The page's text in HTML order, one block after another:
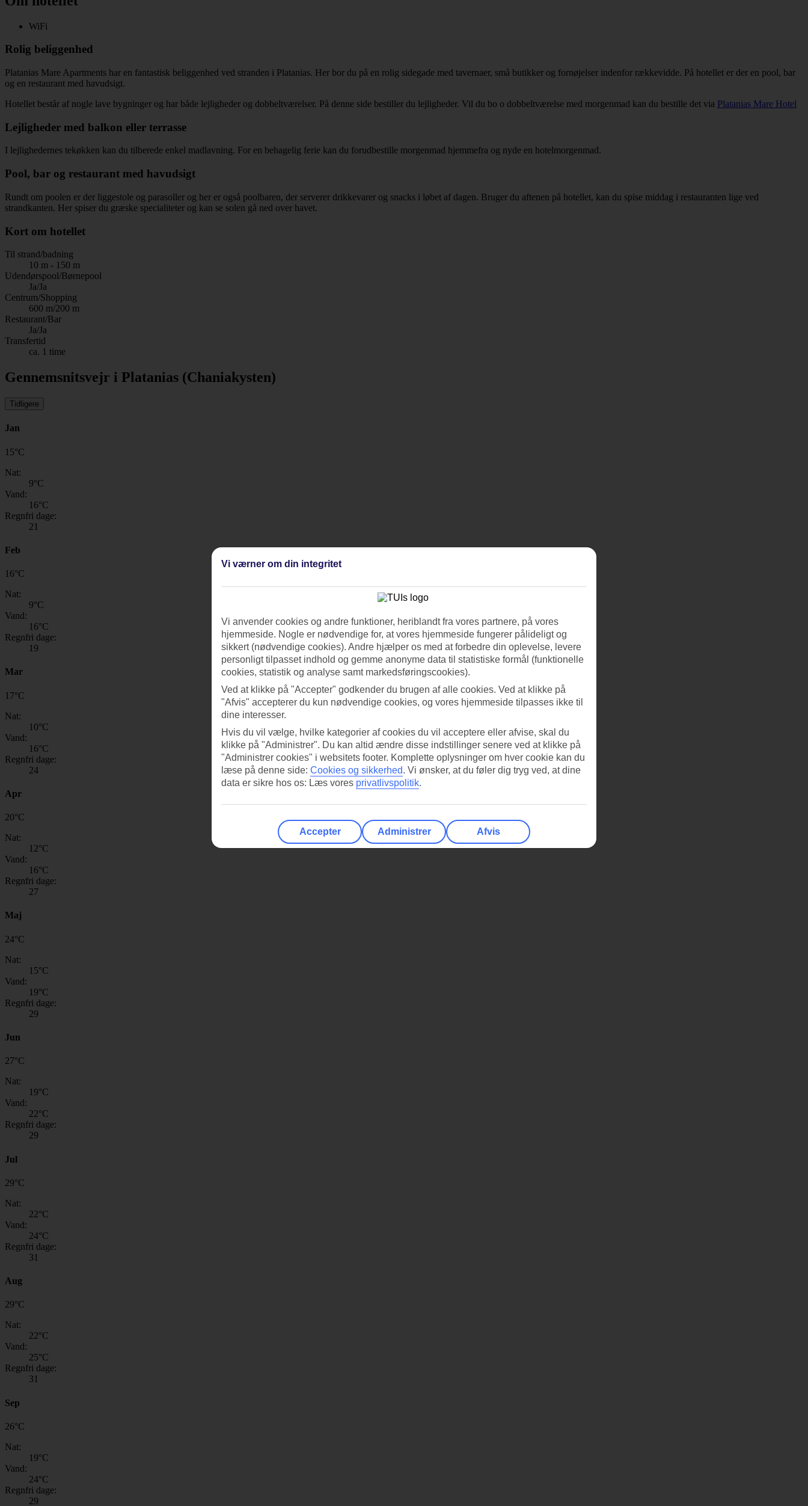
WiFi
Rolig beliggenhed
Platanias Mare Apartments har en fantastisk beliggenhed ved stranden i Platanias. Her bor du på en rolig sidegade med tavernaer, små butikker og fornøjelser indenfor rækkevidde. På hotellet er der en pool, bar
og en restaurant med havudsigt.
Hotellet består af nogle lave bygninger og har både lejligheder og dobbeltværelser. På denne side bestiller du lejligheder. Vil du bo o dobbeltværelse med morgenmad kan du bestille det via Platanias Mare Hotel
Lejligheder med balkon eller terrasse
I lejlighedernes tekøkken kan du tilberede enkel madlavning. For en behagelig ferie kan du forudbestille morgenmad hjemmefra og nyde en hotelmorgenmad.
Pool, bar og restaurant med havudsigt
Rundt om poolen er der liggestole og parasoller og her er også poolbaren, der serverer drikkevarer og snacks i løbet af dagen. Bruger du aftenen på hotellet, kan du spise middag i restauranten lige ved
strandkanten. Her spiser du græske specialiteter og kan se solen gå ned over havet.
Kort om hotellet
Til strand/badning
10 m - 150 m
Udendørspool/Børnepool
Ja/Ja
Centrum/Shopping
600 m/200 m
Restaurant/Bar
Ja/Ja
Transfertid
ca. 1 time
Gennemsnitsvejr i Platanias (Chaniakysten)
Tidligere
Jan
15°C
Nat:
9°C
Vand:
16°C
Regnfri dage:
21
Feb
16°C
Nat:
9°C
Vand:
16°C
Regnfri dage:
19
Mar
17°C
Nat:
10°C
Vand:
16°C
Regnfri dage:
24
Apr
20°C
Nat:
12°C
Vand:
16°C
Regnfri dage:
27
Maj
24°C
Nat:
15°C
Vand:
19°C
Regnfri dage:
29
Jun
27°C
Nat:
19°C
Vand:
22°C
Regnfri dage:
29
Jul
29°C
Nat:
22°C
Vand:
24°C
Regnfri dage:
31
Aug
29°C
Nat:
22°C
Vand:
25°C
Regnfri dage:
31
Sep
26°C
Nat:
19°C
Vand:
24°C
Regnfri dage:
29
Vi værner om din integritet
Vi anvender cookies og andre funktioner, heriblandt fra vores partnere, på vores
hjemmeside. Nogle er nødvendige for, at vores hjemmeside fungerer pålideligt og
sikkert (nødvendige cookies). Andre hjælper os med at forbedre din oplevelse, levere
personligt tilpasset indhold og gemme anonyme data til statistiske formål (funktionelle
cookies, statistik og analyse samt markedsføringscookies).
Ved at klikke på "Accepter" godkender du brugen af alle cookies. Ved at klikke på
"Afvis" accepterer du kun nødvendige cookies, og vores hjemmeside tilpasses ikke til
dine interesser.
Hvis du vil vælge, hvilke kategorier af cookies du vil acceptere eller afvise, skal du
klikke på "Administrer". Du kan altid ændre disse indstillinger senere ved at klikke på
"Administrer cookies" i websitets footer. Komplette oplysninger om hver cookie kan du
læse på denne side: Cookies og sikkerhed. Vi ønsker, at du føler dig tryg ved, at dine
data er sikre hos os: Læs vores privatlivspolitik.
Accepter Administrer Afvis